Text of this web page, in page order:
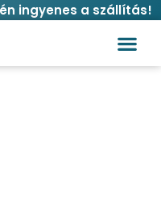
ingyenes a szállítás!